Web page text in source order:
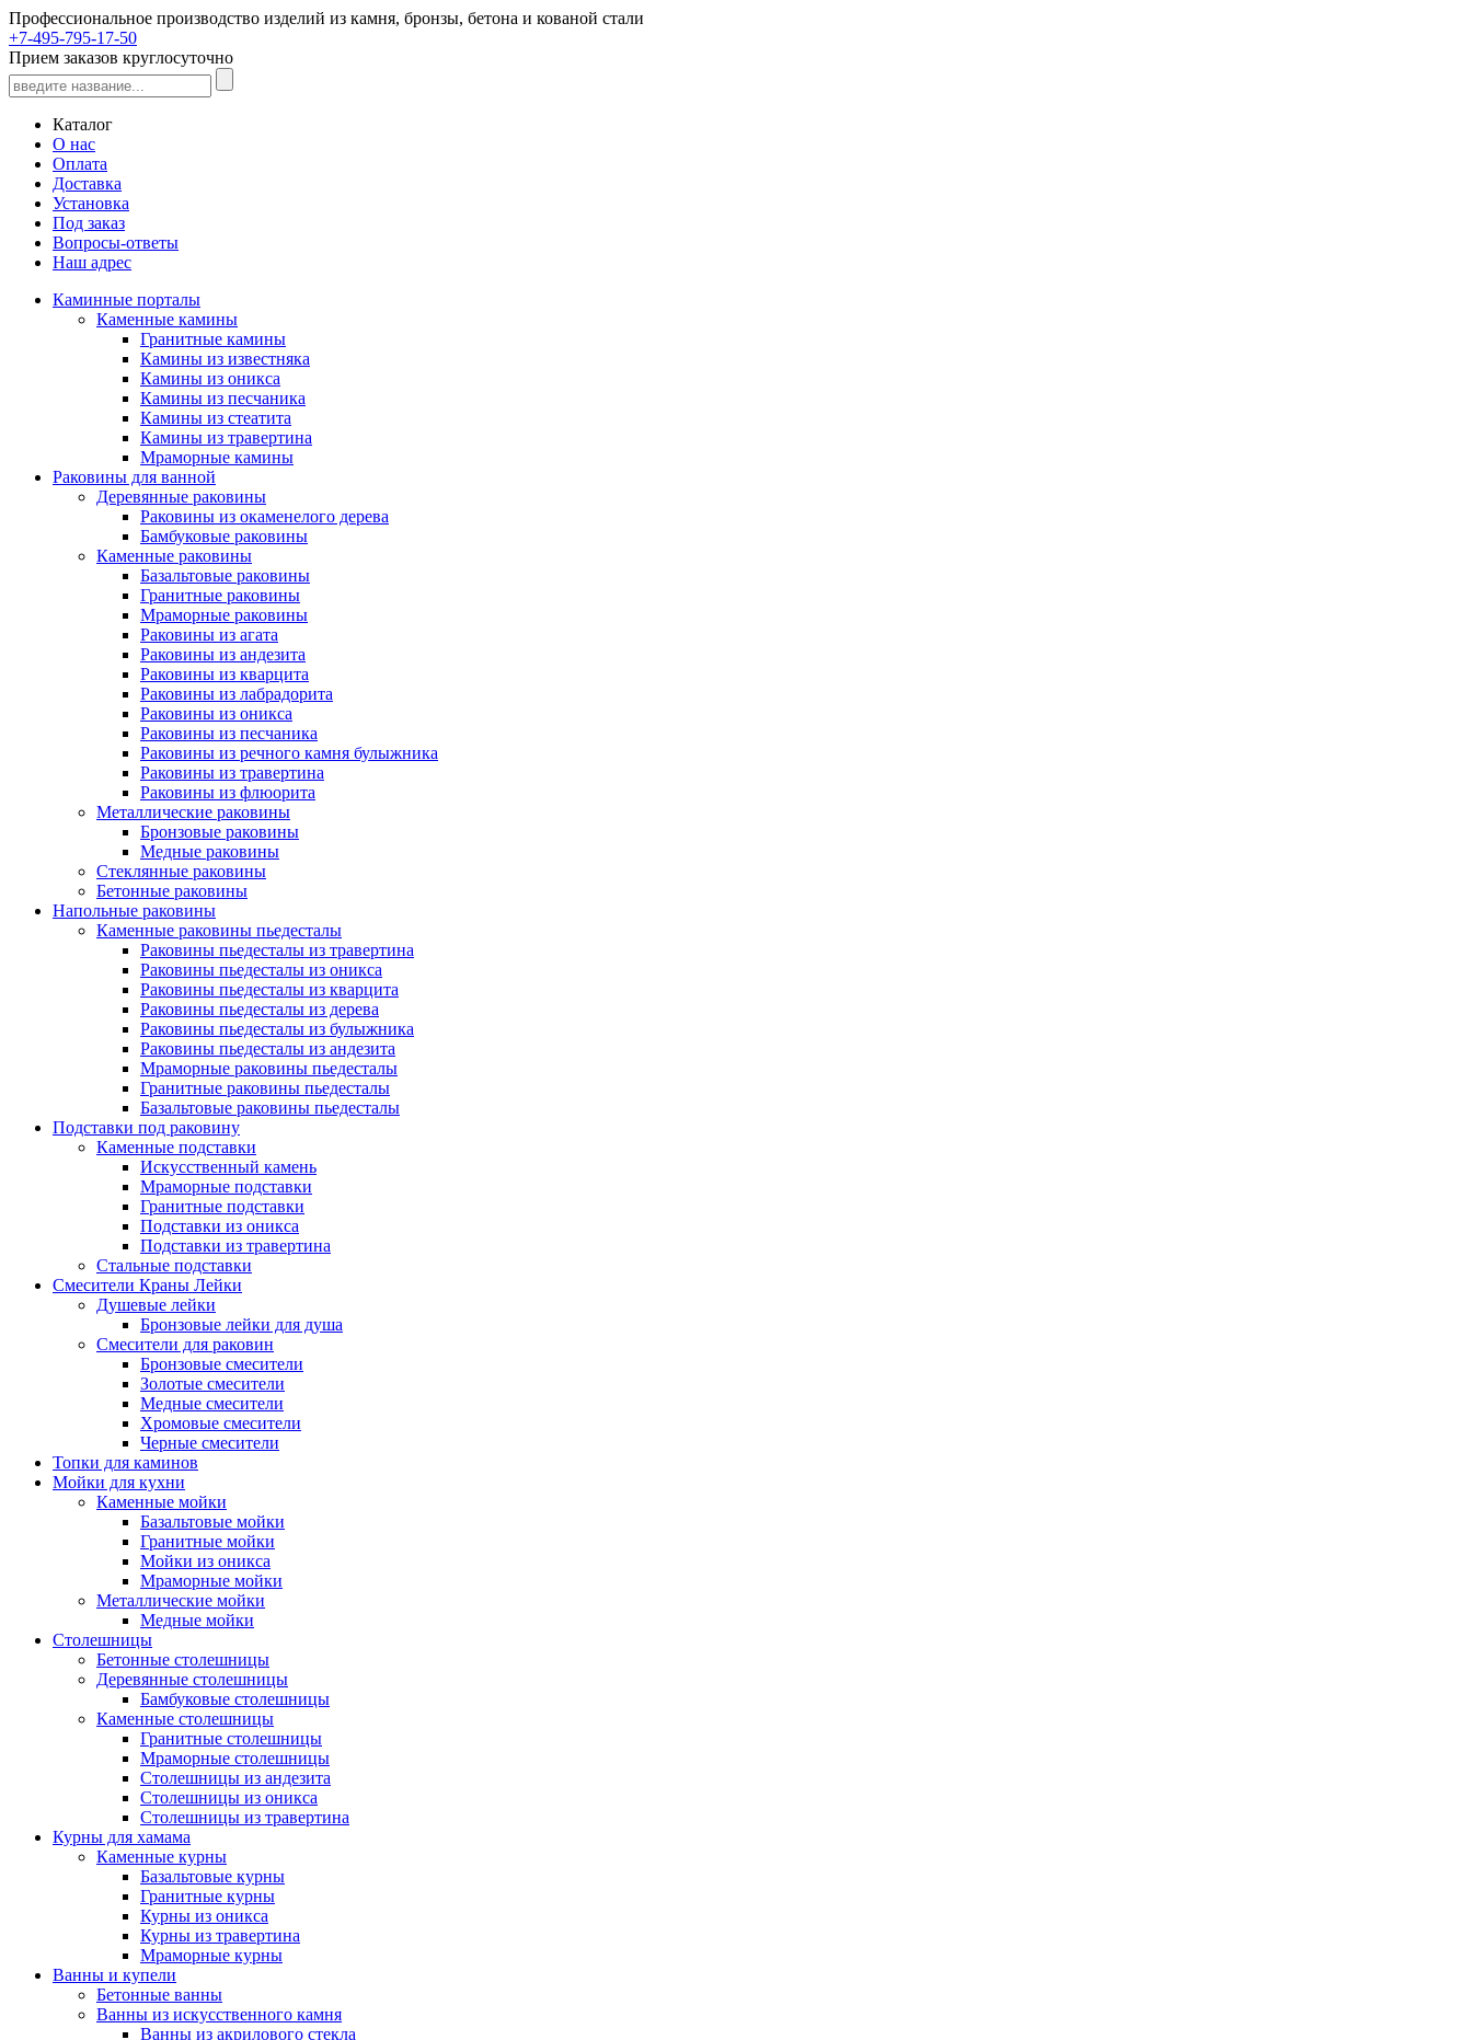
Профессиональное производство изделий из камня, бронзы, бетона и кованой стали
+7-495-795-17-50
Прием заказов круглосуточно
Каталог
О нас
Оплата
Доставка
Установка
Под заказ
Вопросы-ответы
Наш адрес
Каминные порталы
Каменные камины
Гранитные камины
Камины из известняка
Камины из оникса
Камины из песчаника
Камины из стеатита
Камины из травертина
Мраморные камины
Раковины для ванной
Деревянные раковины
Раковины из окаменелого дерева
Бамбуковые раковины
Каменные раковины
Базальтовые раковины
Гранитные раковины
Мраморные раковины
Раковины из агата
Раковины из андезита
Раковины из кварцита
Раковины из лабрадорита
Раковины из оникса
Раковины из песчаника
Раковины из речного камня булыжника
Раковины из травертина
Раковины из флюорита
Металлические раковины
Бронзовые раковины
Медные раковины
Стеклянные раковины
Бетонные раковины
Напольные раковины
Каменные раковины пьедесталы
Раковины пьедесталы из травертина
Раковины пьедесталы из оникса
Раковины пьедесталы из кварцита
Раковины пьедесталы из дерева
Раковины пьедесталы из булыжника
Раковины пьедесталы из андезита
Мраморные раковины пьедесталы
Гранитные раковины пьедесталы
Базальтовые раковины пьедесталы
Подставки под раковину
Каменные подставки
Искусственный камень
Мраморные подставки
Гранитные подставки
Подставки из оникса
Подставки из травертина
Стальные подставки
Смесители Краны Лейки
Душевые лейки
Бронзовые лейки для душа
Смесители для раковин
Бронзовые смесители
Золотые смесители
Медные смесители
Хромовые смесители
Черные смесители
Топки для каминов
Мойки для кухни
Каменные мойки
Базальтовые мойки
Гранитные мойки
Мойки из оникса
Мраморные мойки
Металлические мойки
Медные мойки
Столешницы
Бетонные столешницы
Деревянные столешницы
Бамбуковые столешницы
Каменные столешницы
Гранитные столешницы
Мраморные столешницы
Столешницы из андезита
Столешницы из оникса
Столешницы из травертина
Курны для хамама
Каменные курны
Базальтовые курны
Гранитные курны
Курны из оникса
Курны из травертина
Мраморные курны
Ванны и купели
Бетонные ванны
Ванны из искусственного камня
Ванны из акрилового стекла